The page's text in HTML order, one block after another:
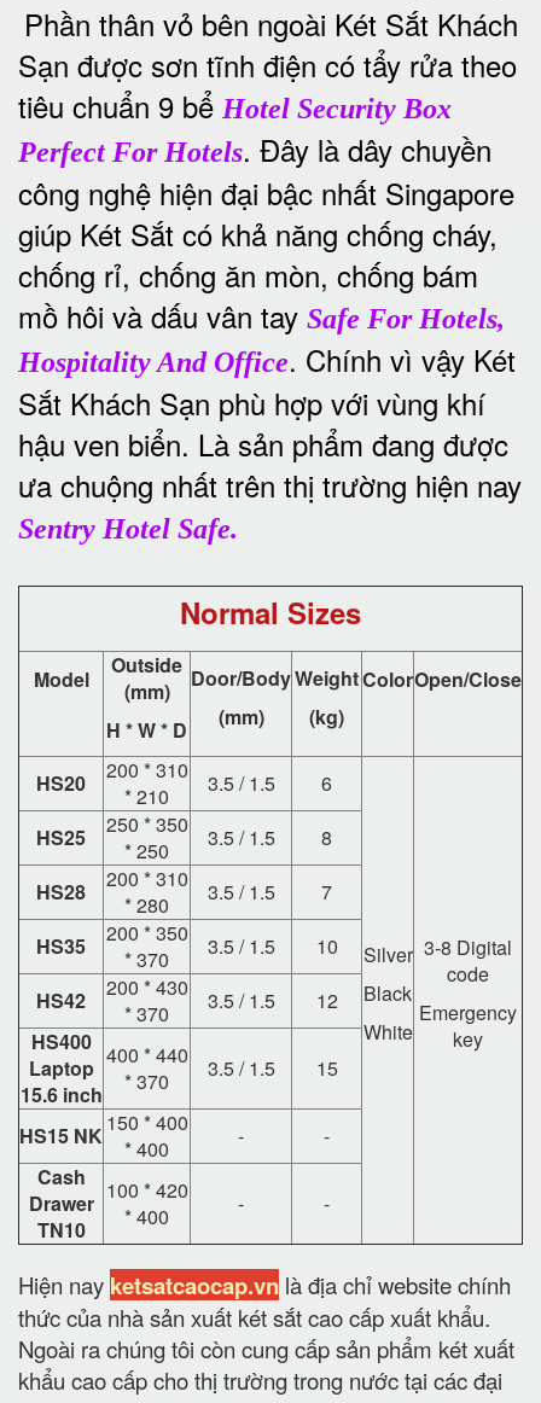
Phần thân vỏ bên ngoài Két Sắt Khách
Sạn được sơn tĩnh điện có tẩy rửa theo
tiêu chuẩn 9 bể Hotel Security Box
Perfect For Hotels. Đây là dây chuyền
công nghệ hiện đại bậc nhất Singapore
giúp Két Sắt có khả năng chống cháy,
chống rỉ, chống ăn mòn, chống bám
mồ hôi và dấu vân tay Safe For Hotels,
Hospitality And Office. Chính vì vậy Két
Sắt Khách Sạn phù hợp với vùng khí
hậu ven biển. Là sản phẩm đang được
ưa chuộng nhất trên thị trường hiện nay
Sentry Hotel Safe.
Normal Sizes
Model
Outside
(mm)
H * W * D
Door/Body
(mm)
Weight
(kg)
ColorOpen/Close
HS20
200 * 310
* 210
3.5 / 1.5 6
Silver
Black
White
3-8 Digital
code
Emergency
key
HS25
250 * 350
* 250
3.5 / 1.5
8
HS28
200 * 310
* 280
3.5 / 1.5
7
HS35
200 * 350
* 370
3.5 / 1.5
10
HS42
200 * 430
* 370
3.5 / 1.5
12
HS400
Laptop
15.6 inch
400 * 440
* 370
3.5 / 1.5 15
HS15 NK 150 * 400
* 400
-
-
Cash
Drawer
TN10
100 * 420
* 400
- -
Hiện nay ketsatcaocap.vn là địa chỉ website chính
thức của nhà sản xuất két sắt cao cấp xuất khẩu.
Ngoài ra chúng tôi còn cung cấp sản phẩm két xuất
khẩu cao cấp cho thị trường trong nước tại các đại